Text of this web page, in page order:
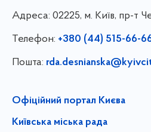
Адреса: 02225, м. Київ, пр-т
Телефон: +380 (44) 515-66-
Пошта:
Офіційний портал Києва
Київська міська рада